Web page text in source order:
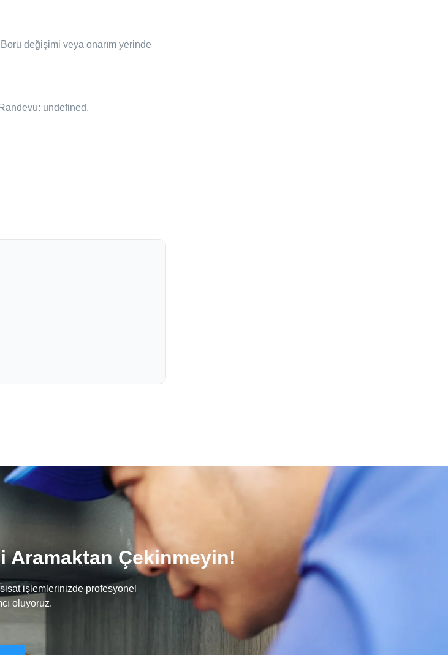
değişimi veya onarım yerinde
undefined.
Aramaktan Çekinmeyin!
işlemlerinizde profesyonel
oluyoruz.